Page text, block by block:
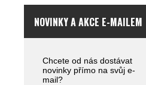
NOVINKY A AKCE E-MAILEM
Chcete od nás dostávat
novinky přímo na svůj e-
mail?